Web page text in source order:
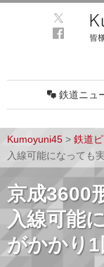
鉄道ニュ
車両技
ルール
Kumoyuni45 > 鉄道
入線可能になっても
京成3600
入線可能
がかかり